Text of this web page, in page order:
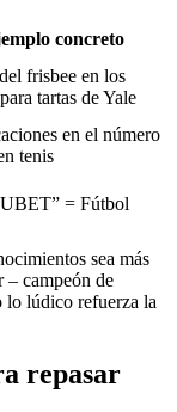
concreto
frisbee en los
tartas de Yale
en el número
tenis
= Fútbol
sea más
– campeón de
lo lúdico refuerza la
repasar